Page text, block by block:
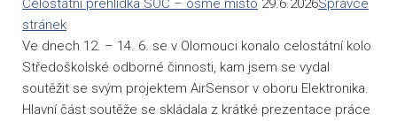
Celostátní přehlídka SOČ – osmé místo 29.6.2026Správce
stránek
Ve dnech 12. – 14. 6. se v Olomouci konalo celostátní kolo
Středoškolské odborné činnosti, kam jsem se vydal
soutěžit se svým projektem AirSensor v oboru Elektronika.
Hlavní část soutěže se skládala z krátké prezentace práce